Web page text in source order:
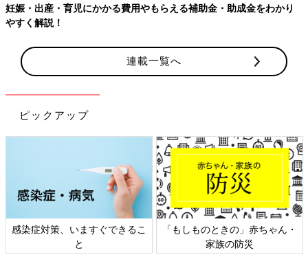
おむつグッズ お買い物チェックリスト
します。しかも、うんちはゆるゆるで水っぽい
状態。かぶれないよう、頻繁におむつを替える
骨格が未発達で背骨がやわらかい赤ちゃんの体
を支えるために、ある程度かたさのある敷布団
が必要。赤ちゃん用を準備して！
授乳グッズ お買い物チェックリスト
【たまひよの出産準備】
授乳は出産直後からスタートしますが、産後す
ぐから母乳がよく出るとは限りません。母乳で
妊娠・出産・育児にかかる費用やもらえる補助金・助成金をわかり
やすく解説！
連載一覧へ
ピックアップ
感染症対策、いますぐできるこ
と
「もしものときの」赤ちゃん・
家族の防災